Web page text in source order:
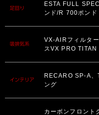
足回り
ESTA FULL
ンド/R 700ポンド
吸排気系
VX-AIRフィルタ
スVX PRO
インテリア
RECARO SP-A、
ング
カーボンフロント